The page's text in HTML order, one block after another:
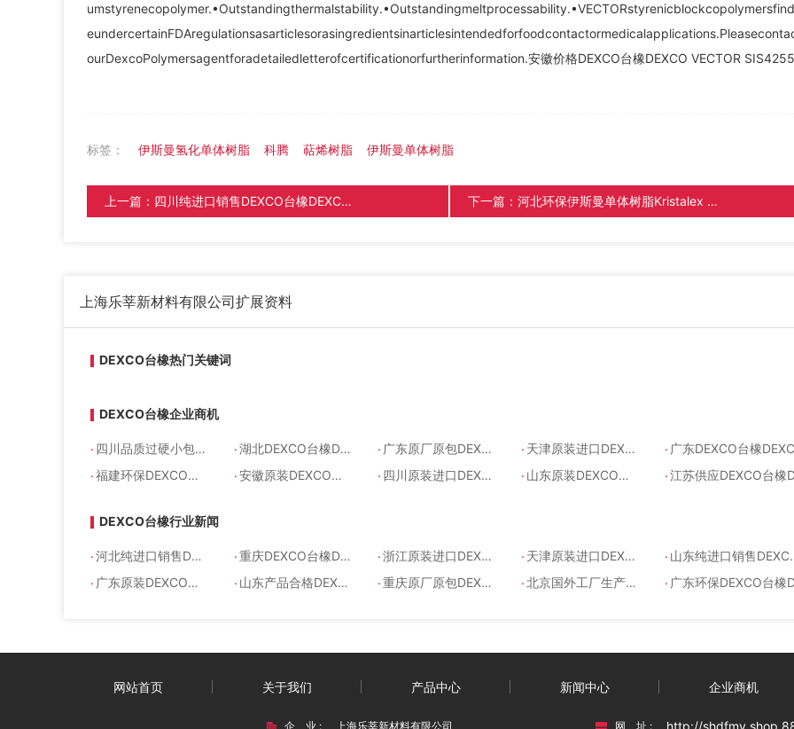
ourDexcoPolymersagentforadetailedletterofcertificationorfurtherinformation.安徽价格DEXCO台橡DEXCO VECTOR SIS4255
标签： 伊斯曼氢化单体树脂 科腾 萜烯树脂 伊斯曼单体树脂
上一篇： 四川纯进口销售DEXCO台橡DEXCO VECTOR SIS4411 下一篇： 河北环保伊斯曼单体树脂Kristalex F115
上海乐莘新材料有限公司扩展资料
DEXCO台橡热门关键词
DEXCO台橡企业商机
. 四川品质过硬小包DEXCO台橡DEXCO VECTOR SIS4213 .湖北DEXCO台橡DEXCO VECTOR SIS4114 . 广东原厂原包DEXCO台橡 . 天津原装进口DEXCO台橡 . 广东DEXCO台橡DEXCO VECTOR SIS4113
.福建环保DEXCO台橡 .安徽原装DEXCO台橡DEXCO VECTOR SIS4213 . 四川原装进口DEXCO台橡DEXCO VECTOR SIS4213 . 山东原装DEXCO台橡DEXCO VECTOR SIS4411 .江苏供应DEXCO台橡DEXCO VECTOR
DEXCO台橡行业新闻
.河北纯进口销售DEXCO台橡DEXCO VECTOR SIS4293 .重庆DEXCO台橡DEXCO VECTOR SIS4113 .浙江原装进口DEXCO台橡DEXCO VECTOR SIS4255 . 天津原装进口DEXCO台橡DEXCO VECTOR SIS4230 . 山东纯进口销售DEXCO台橡DEXCO VECTOR SIS4113
. 广东原装DEXCO台橡DEXCO VECTOR SIS4230 . 山东产品合格DEXCO台橡 .重庆原厂原包DEXCO台橡DEXCO VECTOR SIS4255 .北京国外工厂生产DEXCO台橡DEXCO VECTOR SIS4215 . 广东环保DEXCO台橡DEXCO VECTOR
网站首页 关于我们 产品中心 新闻中心 企业商机
企 业 : 上海乐莘新材料有限公司 网 址 : http://